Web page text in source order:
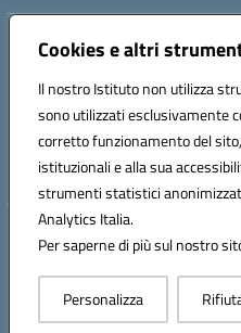
Cookies e altri
Il nostro Istituto non utilizza
sono utilizzati esclusivamente
corretto funzionamento del
istituzionali e alla sua
strumenti statistici
Analytics Italia.
Per saperne di più sul nostro
Personalizza
Indirizzo:Corso Fornari, 1 - 70056
Posta elettronica certificata (PEC):
Codice fiscale: 93249230728
Codice meccanografico:
Hosting &
Concept &